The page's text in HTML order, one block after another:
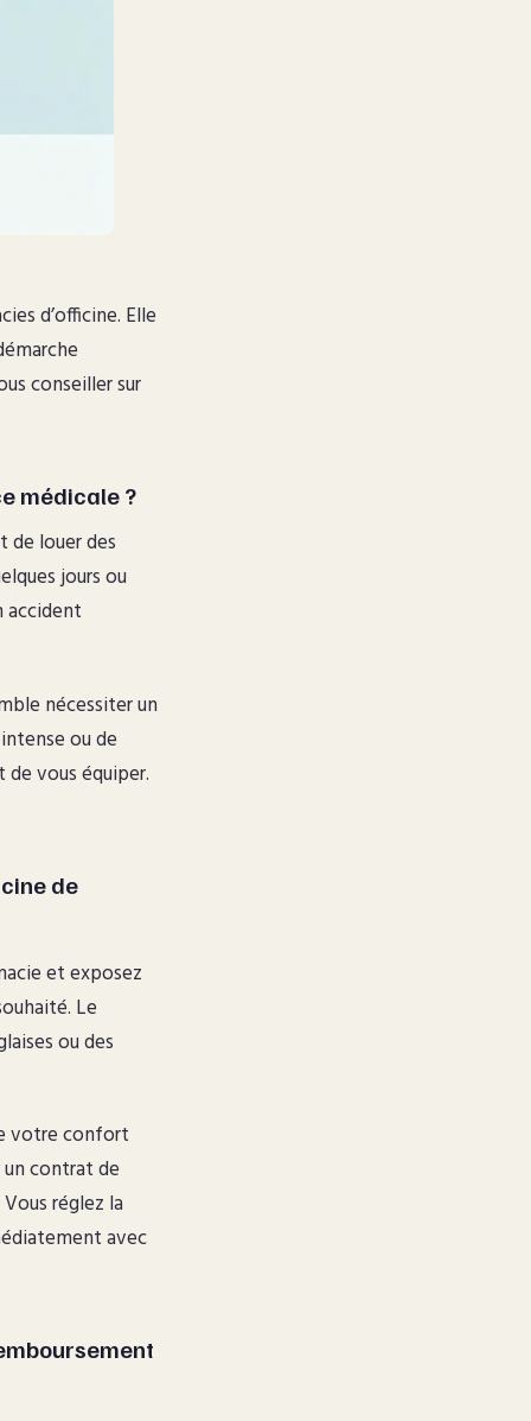
d’officine. Elle
conseiller sur
médicale ?
de louer des
jours ou
accident
nécessiter un
ou de
vous équiper.
de
et exposez
Le
ou des
votre confort
un contrat de
réglez la
avec